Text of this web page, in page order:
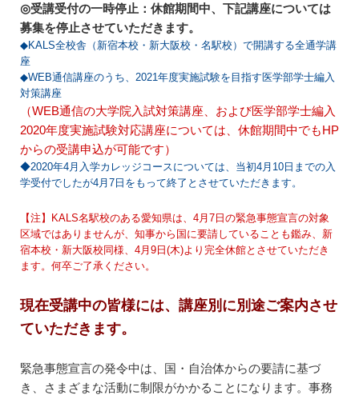
◎受講受付の一時停止：休館期間中、下記講座については
募集を停止させていただきます。
◆KALS全校舎（新宿本校・新大阪校・名駅校）で開講する全通学講
座
◆WEB通信講座のうち、2021年度実施試験を目指す医学部学士編入
対策講座
（WEB通信の大学院入試対策講座、および医学部学士編入
2020年度実施試験対応講座については、休館期間中でもHP
からの受講申込が可能です）
◆2020年4月入学カレッジコースについては、当初4月10日までの入
学受付でしたが4月7日をもって終了とさせていただきます。
【注】KALS名駅校のある愛知県は、4月7日の緊急事態宣言の対象
区域ではありませんが、知事から国に要請していることも鑑み、新
宿本校・新大阪校同様、4月9日(木)より完全休館とさせていただき
ます。何卒ご了承ください。
現在受講中の皆様には、講座別に別途ご案内させ
ていただきます。
緊急事態宣言の発令中は、国・自治体からの要請に基づ
き、さまざまな活動に制限がかかることになります。事務